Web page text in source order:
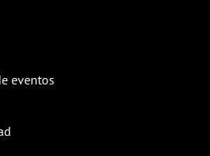
eventos